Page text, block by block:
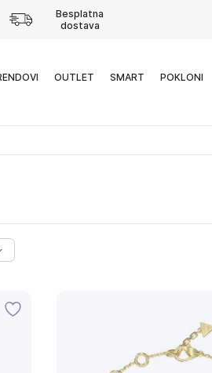
Besplatna
dostava
OUTLET SMART POKLONI